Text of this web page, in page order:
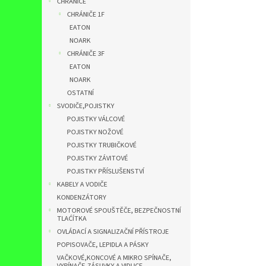
CHRÁNIČE 1F
EATON
NOARK
CHRÁNIČE 3F
EATON
NOARK
OSTATNÍ
SVODIČE,POJISTKY
POJISTKY VÁLCOVÉ
POJISTKY NOŽOVÉ
POJISTKY TRUBIČKOVÉ
POJISTKY ZÁVITOVÉ
POJISTKY PŘÍSLUŠENSTVÍ
KABELY A VODIČE
KONDENZÁTORY
MOTOROVÉ SPOUŠTĚČE, BEZPEČNOSTNÍ
TLAĆÍTKA
OVLÁDACÍ A SIGNALIZAČNÍ PŘÍSTROJE
POPISOVAČE, LEPIDLA A PÁSKY
VAČKOVÉ,KONCOVÉ A MIKRO SPÍNAČE,